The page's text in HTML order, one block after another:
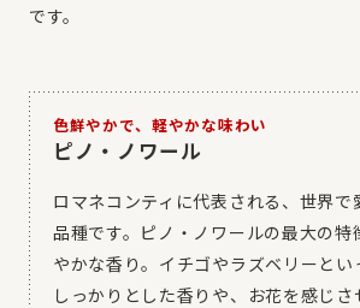
です。
色鮮やかで、軽やかな味わい
ピノ・ノワール
ロマネコンティに代表される、世界で
品種です。ピノ・ノワールの最大の特
やかな香り。イチゴやラズベリーとい
しっかりとした香りや、お花を感じ